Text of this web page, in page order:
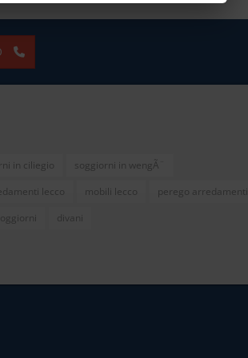
in ciliegio
soggiorni in wengÃ¨
lecco
mobili lecco
perego arredamenti
divani